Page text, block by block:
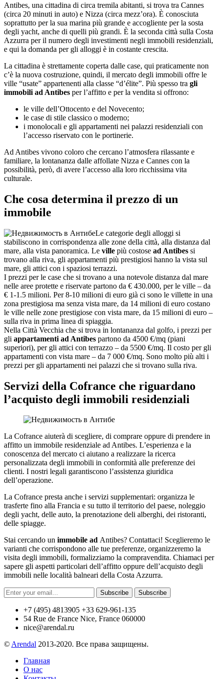
Antibes, una cittadina di circa tremila abitanti, si trova tra Cannes
(circa 20 minuti in auto) e Nizza (circa mezz’ora). È conosciuta
soprattutto per la sua marina più grande e accogliente per la sosta
degli yacht, anche di quelli più grandi. È la seconda città sulla Costa
Azzurra per il numero degli investimenti negli immobili residenziali,
e qui la domanda per gli alloggi è in costante crescita.
La cittadina è strettamente coperta dalle case, qui praticamente non
c’è la nuova costruzione, quindi, il mercato degli immobili offre le
ville “usate” appartenenti alla classe “d’élite”. Più spesso tra gli
immobili ad Antibes per l’affitto e per la vendita si offrono:
le ville dell’Ottocento e del Novecento;
le case di stile classico o moderno;
i monolocali e gli appartamenti nei palazzi residenziali con
l’accesso riservato con le portinerie.
Ad Antibes vivono coloro che cercano l’atmosfera rilassante e
familiare, la lontananza dalle affollate Nizza e Cannes con la
possibilità, però, di avere l’accesso alla loro ricchissima vita
culturale.
Che cosa determina il prezzo di un
immobile
Le categorie degli alloggi si
stabiliscono in corrispondenza alle zone della città, alla distanza dal
mare, alla vista panoramica. Le ville più costose ad Antibes si
trovano alla riva, gli appartamenti più prestigiosi hanno la vista sul
mare, gli attici con i spaziosi terrazzi.
I prezzi per le case che si trovano a una notevole distanza dal mare
nelle aree protette e riservate partono da € 430.000, per le ville – da
€ 1-1.5 milioni. Per 8-10 milioni di euro già ci sono le villette in una
zona prestigiosa ma senza vista mare, da 14 milioni di euro costano
le ville nelle zone prestigiose con vista mare, da 15 milioni di euro –
sulla riva in prima linea di spiaggia.
Nella Città Vecchia che si trova in lontananza dal golfo, i prezzi per
gli appartamenti ad Antibes partono da 4500 €/mq (piani
superiori), per gli attici con terrazzo – da 5500 €/mq. Il costo per gli
appartamenti con vista mare – da 7 000 €/mq. Sono molto più alti i
prezzi per gli appartamenti nei palazzi che si trovano sulla riva.
Servizi della Cofrance che riguardano
l’acquisto degli immobili residenziali
La Cofrance aiuterà di scegliere, di comprare oppure di prendere in
affitto un immobile residenziale ad Antibes. L’esperienza e la
conoscenza del mercato ci aiutano a realizzare la ricerca
personalizzata degli immobili in conformità alle preferenze dei
clienti. I nostri legali garantiscono l’assistenza giuridica
dell’operazione.
La Cofrance presta anche i servizi supplementari: organizza le
trasferte fino alla Francia e su tutto il territorio del paese, noleggio
degli yacht, delle auto, la prenotazione deli alberghi, dei ristoranti,
delle spiagge.
Stai cercando un immobile ad Antibes? Contattaci! Sceglieremo le
varianti che corrispondono alle tue preferenze, organizzeremo la
visita degli immobili, formalizziamo la compravendita. Chiamaci per
sapere gli aspetti particolari dell’affitto oppure dell’acquisto degli
immobili nelle località balneari della Costa Azzurra.
Subscribe Subscribe
+7 (495) 4813905 +33 629-961-135
54 Rue de France Nice, France 060000
nice@arendal.ru
©Arendal 2013-2020. Все права защищены.
Главная
О нас